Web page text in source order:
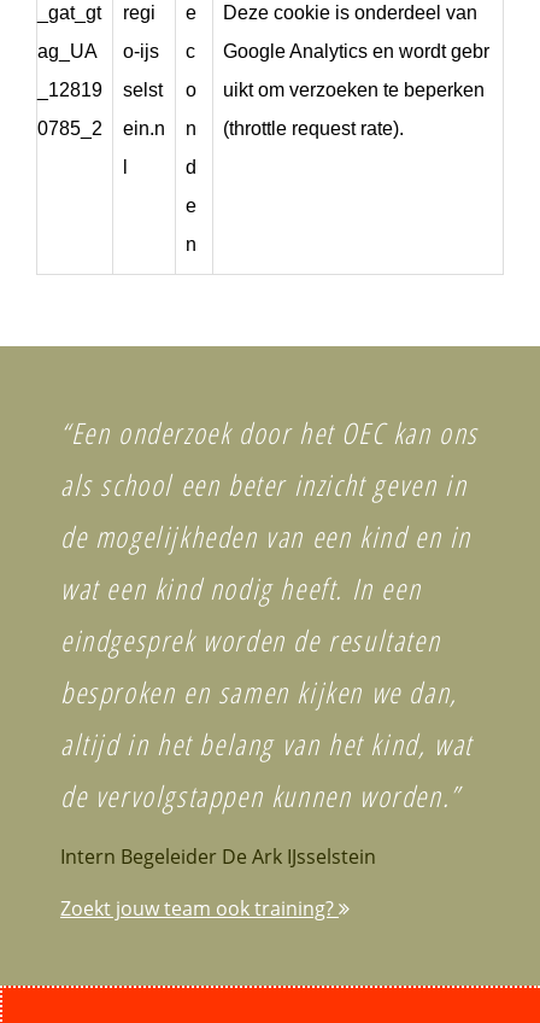
_gat_gt
ag_UA
_12819
0785_2
regi
o-ijs
selst
ein.n
e
c
o
n
d
e
n
Deze cookie is onderdeel van
Google Analytics en wordt gebr
uikt om verzoeken te beperken
(throttle request rate).
“Een onderzoek door het OEC kan ons
als school een beter inzicht geven in
de mogelijkheden van een kind en in
wat een kind nodig heeft. In een
eindgesprek worden de resultaten
besproken en samen kijken we dan,
altijd in het belang van het kind, wat
de vervolgstappen kunnen worden.”
Intern Begeleider De Ark IJsselstein
Zoekt jouw team ook training?